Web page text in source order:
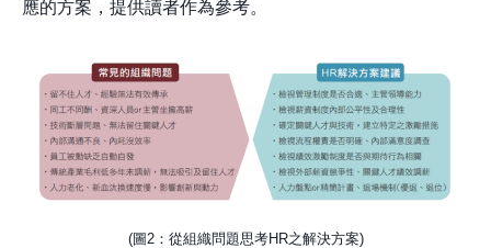
應的方案，提供讀者作為參考。
(圖2：從組織問題思考HR之解決方案)